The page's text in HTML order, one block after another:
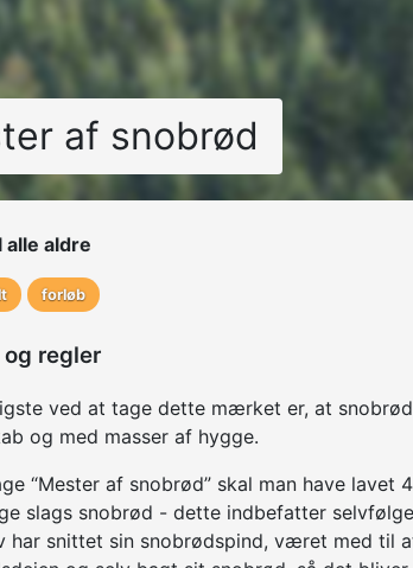
af snobrød
alle aldre
forløb
og regler
ved at tage dette mærket er, at
og med masser af hygge.
“Mester af snobrød” skal man have lavet 4
slags snobrød - dette indbefatter
har snittet sin snobrødspind, været med til